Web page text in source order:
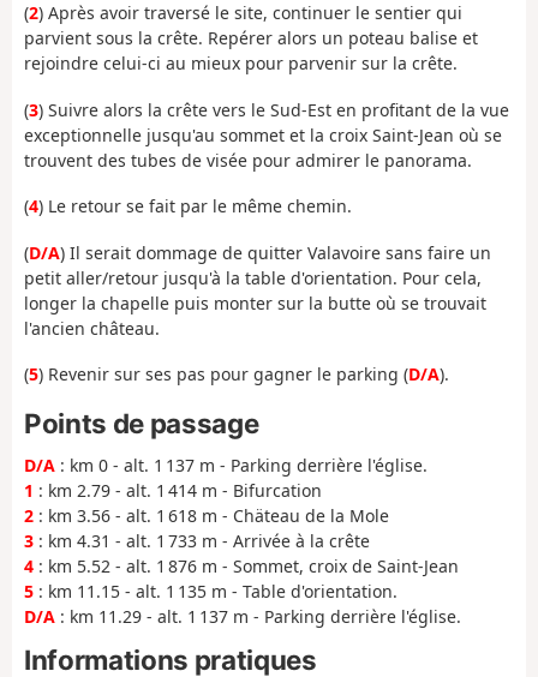
(2) Après avoir traversé le site, continuer le sentier qui
parvient sous la crête. Repérer alors un poteau balise et
rejoindre celui-ci au mieux pour parvenir sur la crête.
(3) Suivre alors la crête vers le Sud-Est en profitant de la vue
exceptionnelle jusqu'au sommet et la croix Saint-Jean où se
trouvent des tubes de visée pour admirer le panorama.
(4) Le retour se fait par le même chemin.
(D/A) Il serait dommage de quitter Valavoire sans faire un
petit aller/retour jusqu'à la table d'orientation. Pour cela,
longer la chapelle puis monter sur la butte où se trouvait
l'ancien château.
(5) Revenir sur ses pas pour gagner le parking (D/A).
Points de passage
D/A : km 0 - alt. 1 137 m - Parking derrière l'église.
1 : km 2.79 - alt. 1 414 m - Bifurcation
2 : km 3.56 - alt. 1 618 m - Chäteau de la Mole
3 : km 4.31 - alt. 1 733 m - Arrivée à la crête
4 : km 5.52 - alt. 1 876 m - Sommet, croix de Saint-Jean
5 : km 11.15 - alt. 1 135 m - Table d'orientation.
D/A : km 11.29 - alt. 1 137 m - Parking derrière l'église.
Informations pratiques